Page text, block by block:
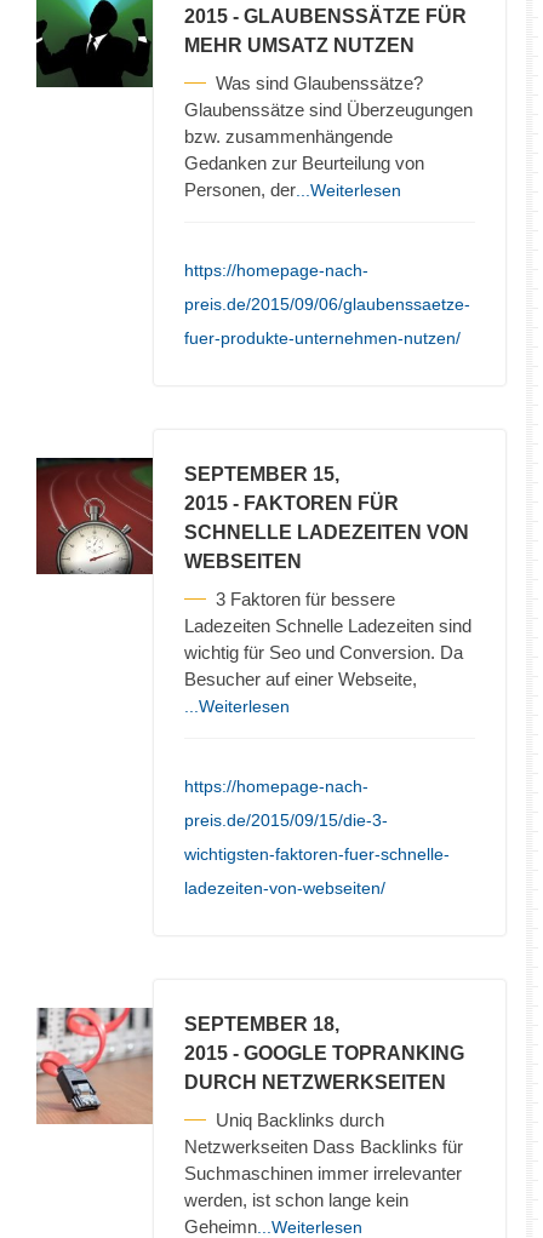
2015 - GLAUBENSSÄTZE FÜR
MEHR UMSATZ NUTZEN
Was sind Glaubenssätze?
Glaubenssätze sind Überzeugungen
bzw. zusammenhängende
Gedanken zur Beurteilung von
Personen, der ...Weiterlesen
https://homepage-nach-
preis.de/2015/09/06/glaubenssaetze-
fuer-produkte-unternehmen-nutzen/
SEPTEMBER 15,
2015 - FAKTOREN FÜR
SCHNELLE LADEZEITEN VON
WEBSEITEN
3 Faktoren für bessere
Ladezeiten Schnelle Ladezeiten sind
wichtig für Seo und Conversion. Da
Besucher auf einer Webseite,
...Weiterlesen
https://homepage-nach-
preis.de/2015/09/15/die-3-
wichtigsten-faktoren-fuer-schnelle-
ladezeiten-von-webseiten/
SEPTEMBER 18,
2015 - GOOGLE TOPRANKING
DURCH NETZWERKSEITEN
Uniq Backlinks durch
Netzwerkseiten Dass Backlinks für
Suchmaschinen immer irrelevanter
werden, ist schon lange kein
Geheimn ...Weiterlesen